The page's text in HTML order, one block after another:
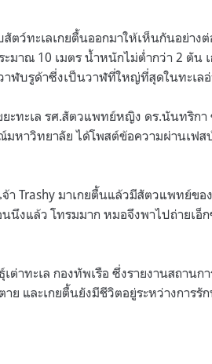
ตว์ทะเลเกยตื้นออกมาให้เห็นกันอย่างต่
มาณ 10 เมตร น้ำหนักไม่ต่ำกว่า 2 ตัน
าฬบรูด้าซี่งเป็นวาฬที่ใหญ่ที่สุดในทะเล
ยะทะเล รศ.สัตวแพทย์หญิง ดร.นันทริก
มหาวิทยาลัย ได้โพสต์ข้อความผ่านเฟ
า Trashy มาเกยตื้นแล้วมีสัตวแพทย์ขอ
นึงแล้ว โทรมมาก หมอจึงพาไปถ่ายเอ็
าทะเล กองทัพเรือ ซึ่งรายงานสถานก
ย และเกยตื้นยังมีชีวิตอยู่ระหว่างการรั